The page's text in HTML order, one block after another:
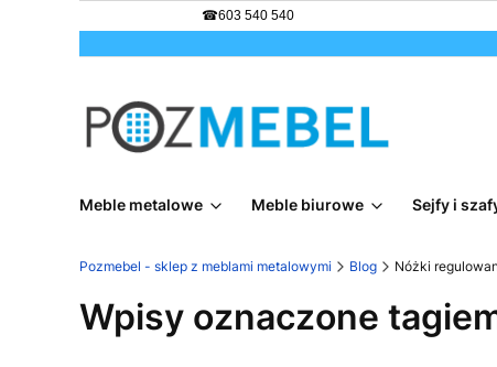
☎603 540 540
Meble metalowe Meble biurowe Sejfy i
Pozmebel - sklep z meblami metalowymi Blog Nóżki
Wpisy oznaczone